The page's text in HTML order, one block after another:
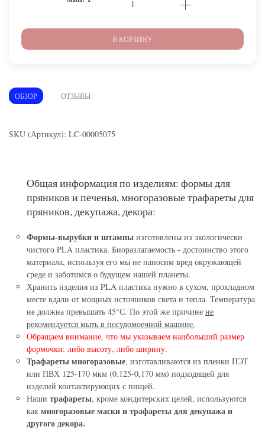
В КОРЗИНУ
ОБЗОР ОТЗЫВЫ
SKU (Артикул): LC-00005075
Общая информация по изделиям: формы для
пряников и печенья, многоразовые трафареты для
пряников, декупажа, декора:
Формы-вырубки и штампы изготовлены из экологически
чистого PLA пластика. Биоразлагаемость - достоинство этого
материала, используя его мы не наносим вред окружающей
среде и заботимся о будущем нашей планеты.
Хранить изделия из PLA пластика нужно в сухом, прохладном
месте вдали от мощных источников света и тепла. Температура
не должна превышать 45°С. По этой же причине не
рекомендуется мыть в посудомоечной машине.
Обращаем внимание, что мы указываем наибольший размер
формочки: либо высоту, либо ширину.
Трафареты многоразовые, изготавливаются из пленки ПЭТ
или ПВХ 125-170 мкм (0.125-0,170 мм) подходящей для
изделий контактирующих с пищей.
Наши трафареты, кроме кондитерских целей, используются
как многоразовые маски и трафареты для декупажа и
другого декора.